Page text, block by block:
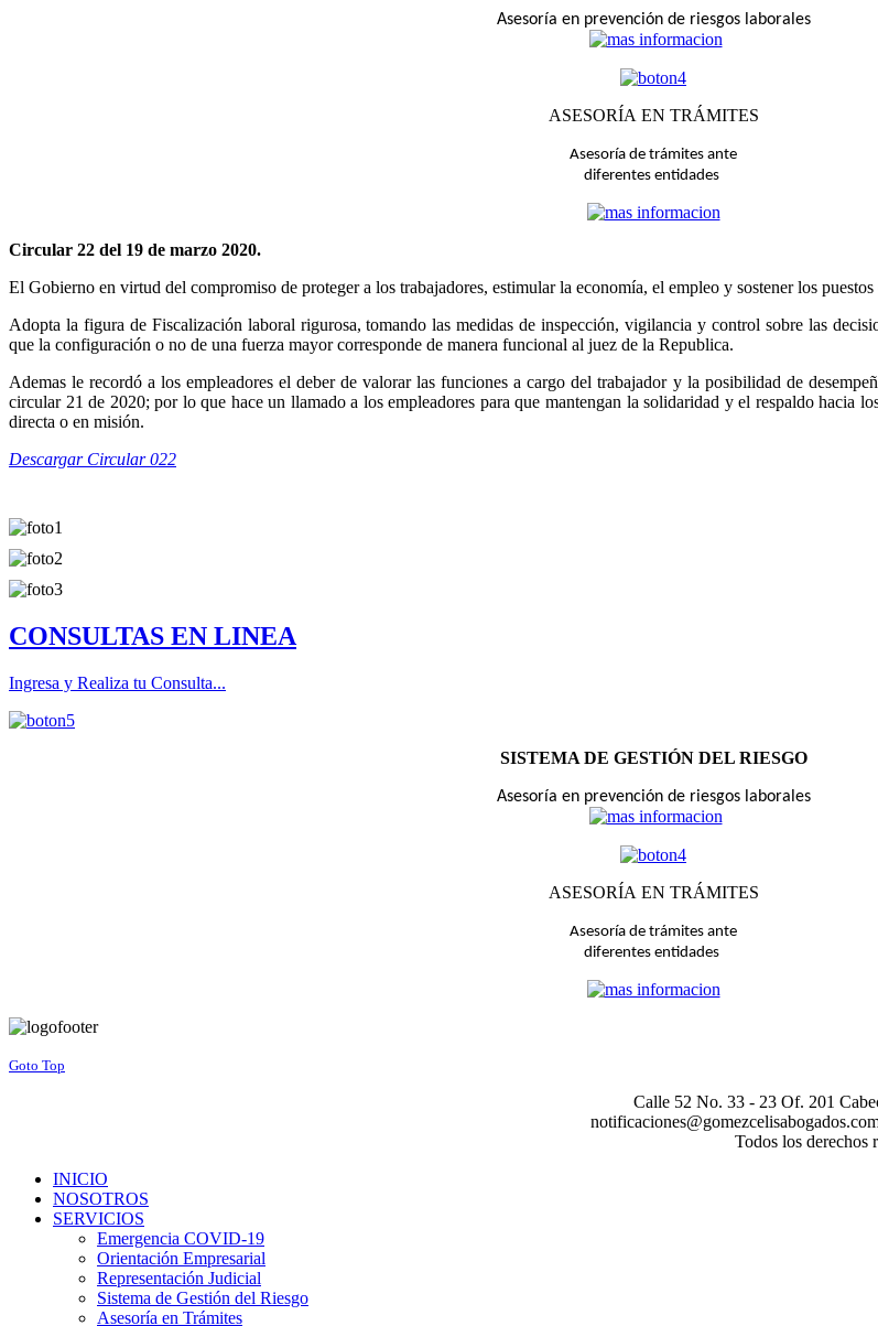
Asesoría en prevención de riesgos laborales
ASESORÍA EN TRÁMITES
Asesoría de trámites ante
diferentes entidades
Circular 22 del 19 de marzo 2020.
El Gobierno en virtud del compromiso de proteger a los trabajadores, estimular la economía, el empleo y sostener los puestos
Adopta la figura de Fiscalización laboral rigurosa, tomando las medidas de inspección, vigilancia y control sobre las
que la configuración o no de una fuerza mayor corresponde de manera funcional al juez de la Republica.
Ademas le recordó a los empleadores el deber de valorar las funciones a cargo del trabajador y la posibilidad de
circular 21 de 2020; por lo que hace un llamado a los empleadores para que mantengan la solidaridad y el respaldo hacia
directa o en misión.
Descargar Circular 022
CONSULTAS EN LINEA
Ingresa y Realiza tu Consulta...
SISTEMA DE GESTIÓN DEL RIESGO
Asesoría en prevención de riesgos laborales
ASESORÍA EN TRÁMITES
Asesoría de trámites ante
diferentes entidades
Goto Top
Calle 52 No. 33 - 23 Of. 201
Todos los derechos
INICIO
NOSOTROS
SERVICIOS
Emergencia COVID-19
Orientación Empresarial
Representación Judicial
Sistema de Gestión del Riesgo
Asesoría en Trámites